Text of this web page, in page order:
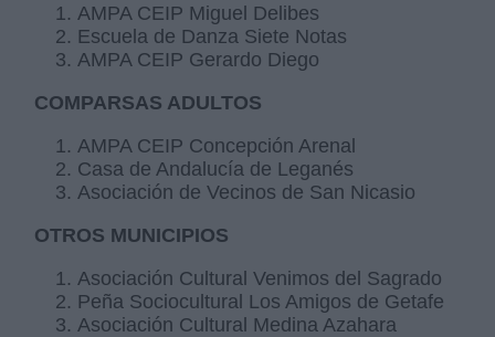
AMPA CEIP Miguel Delibes
Escuela de Danza Siete Notas
AMPA CEIP Gerardo Diego
COMPARSAS ADULTOS
AMPA CEIP Concepción Arenal
Casa de Andalucía de Leganés
Asociación de Vecinos de San Nicasio
OTROS MUNICIPIOS
Asociación Cultural Venimos del Sagrado
Peña Sociocultural Los Amigos de Getafe
Asociación Cultural Medina Azahara